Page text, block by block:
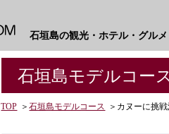
石垣島の観光・ホテル・グル
石垣島モデルコー
TOP ＞石垣島モデルコース ＞ カヌーに挑